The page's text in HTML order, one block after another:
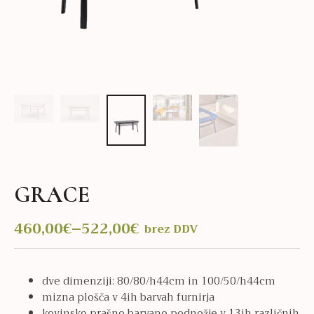
GRACE
460,00€–522,00€
Cenovni
razpon:
od
460,00€
brez DDV
dve dimenziji: 80/80/h44cm in 100/50/h44cm
mizna plošča v 4ih barvah furnirja